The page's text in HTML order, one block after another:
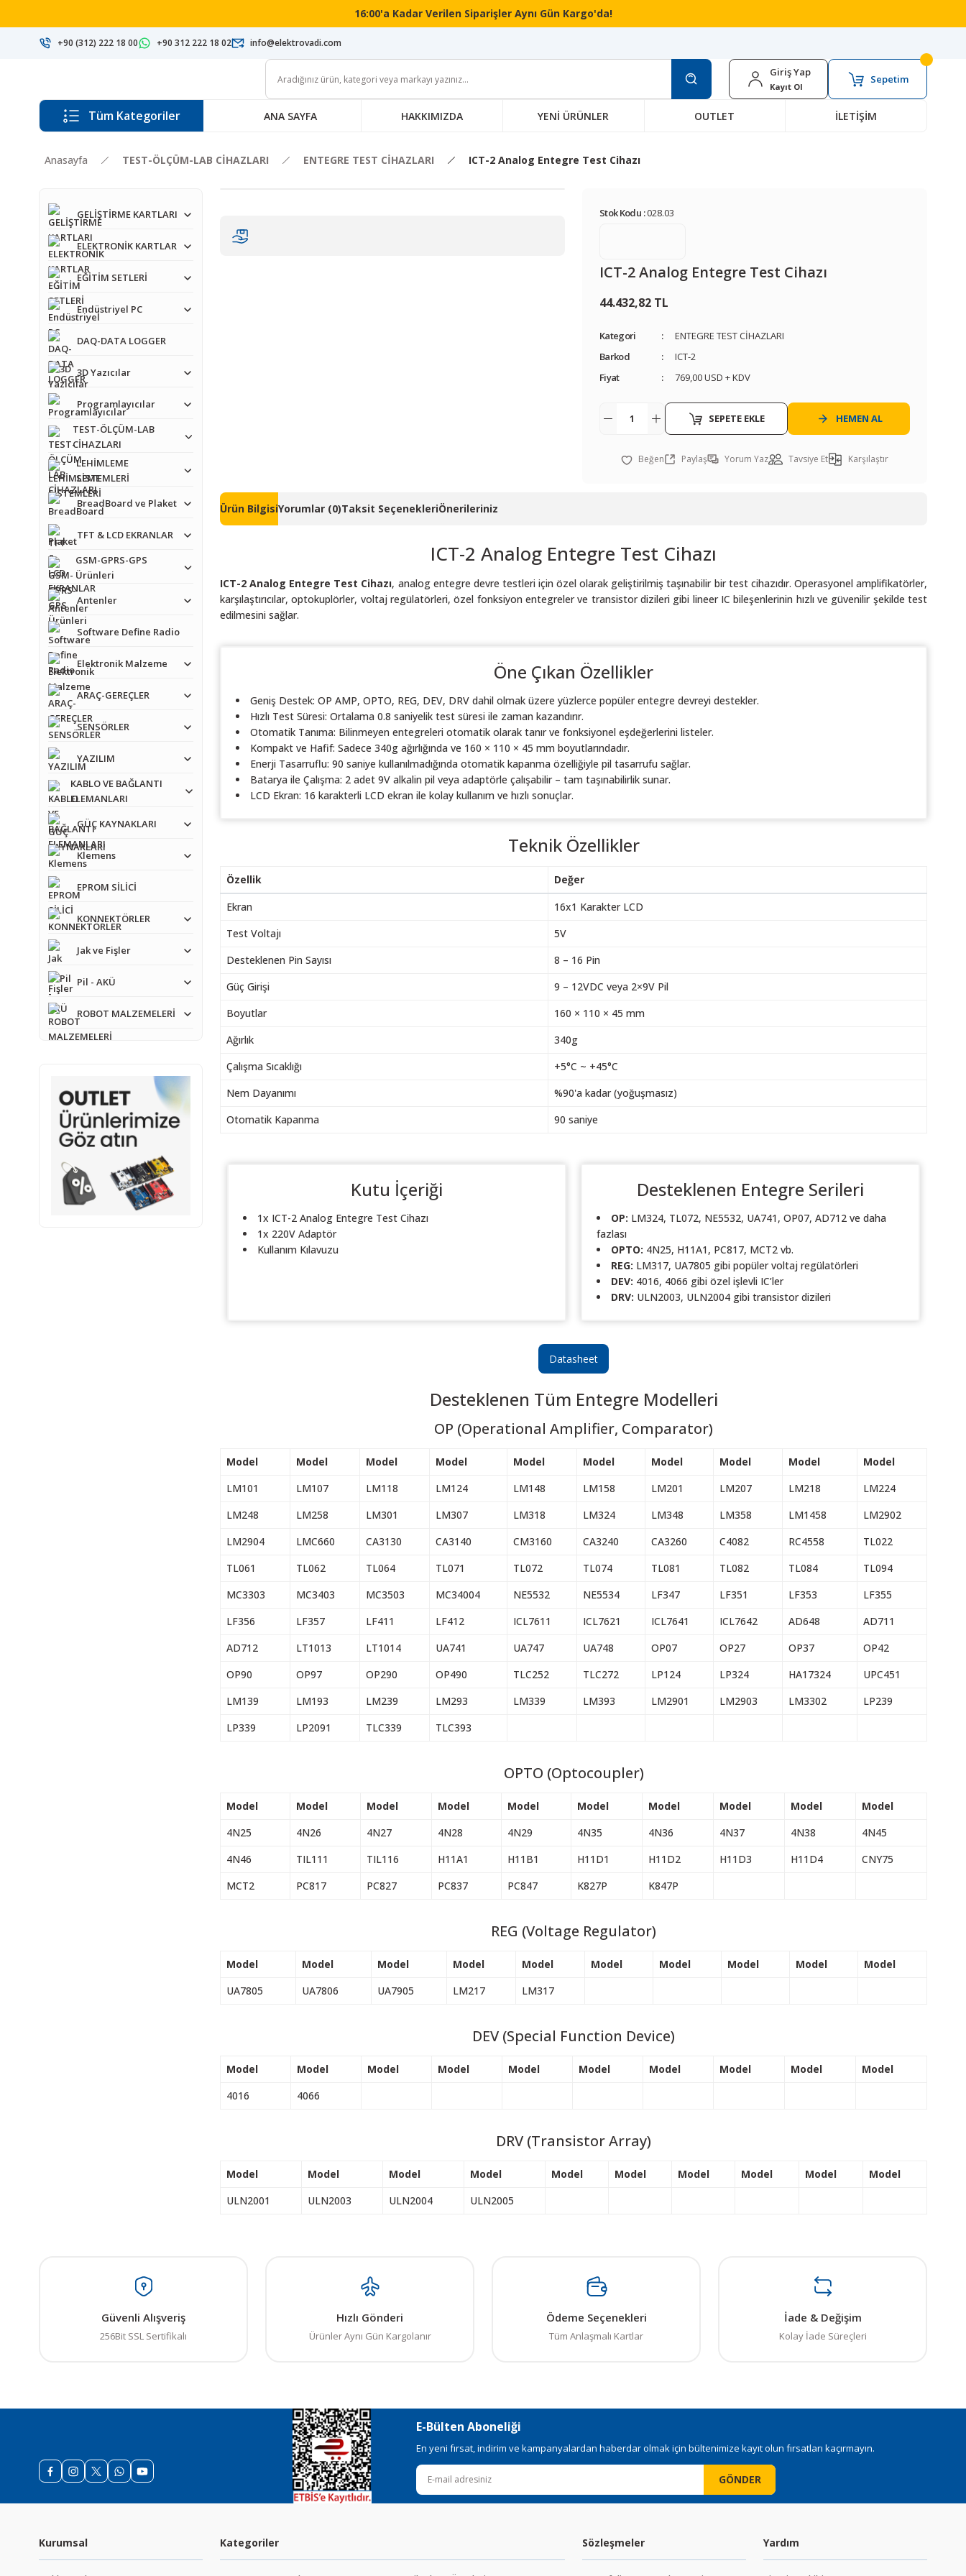
16:00'a Kadar Verilen Siparişler Aynı Gün Kargo'da!
+90 (312) 222 18 00 +90 312 222 18 02 info@elektrovadi.com
Giriş Yap
Kayıt Ol
Sepetim
Tüm Kategoriler ANA SAYFA HAKKIMIZDA YENİ ÜRÜNLER OUTLET İLETİŞİM
Anasayfa TEST-ÖLÇÜM-LAB CİHAZLARI ENTEGRE TEST CİHAZLARI ICT-2 Analog Entegre Test Cihazı
GELİŞTİRME KARTLARI
ELEKTRONİK KARTLAR
EĞİTİM SETLERİ
Endüstriyel PC
DAQ-DATA LOGGER
3D Yazıcılar
Programlayıcılar
TEST-ÖLÇÜM-LAB
CİHAZLARI
LEHİMLEME
SİSTEMLERİ
BreadBoard ve Plaket
TFT & LCD EKRANLAR
GSM-GPRS-GPS
Ürünleri
Antenler
Software Define Radio
Elektronik Malzeme
ARAÇ-GEREÇLER
SENSÖRLER
YAZILIM
KABLO VE BAĞLANTI
ELEMANLARI
GÜÇ KAYNAKLARI
Klemens
EPROM SİLİCİ
KONNEKTÖRLER
Jak ve Fişler
Pil - AKÜ
ROBOT MALZEMELERİ
Stok Kodu :028.03
ICT-2 Analog Entegre Test Cihazı
44.432,82 TL
Kategori
ENTEGRE TEST CİHAZLARI
Barkod
ICT-2
Fiyat
769,00 USD + KDV
SEPETE EKLE HEMEN AL
Paylaş Yorum Yaz Tavsiye Et Karşılaştır
Ürün BilgisiYorumlar (0)Taksit SeçenekleriÖnerileriniz
ICT-2 Analog Entegre Test Cihazı
ICT-2 Analog Entegre Test Cihazı, analog entegre devre testleri için özel olarak geliştirilmiş taşınabilir bir test cihazıdır. Operasyonel amplifikatörler,
karşılaştırıcılar, optokuplörler, voltaj regülatörleri, özel fonksiyon entegreler ve transistor dizileri gibi lineer IC bileşenlerinin hızlı ve güvenilir şekilde test
edilmesini sağlar.
Öne Çıkan Özellikler
Geniş Destek: OP AMP, OPTO, REG, DEV, DRV dahil olmak üzere yüzlerce popüler entegre devreyi destekler.
Hızlı Test Süresi: Ortalama 0.8 saniyelik test süresi ile zaman kazandırır.
Otomatik Tanıma: Bilinmeyen entegreleri otomatik olarak tanır ve fonksiyonel eşdeğerlerini listeler.
Kompakt ve Hafif: Sadece 340g ağırlığında ve 160 × 110 × 45 mm boyutlarındadır.
Enerji Tasarruflu: 90 saniye kullanılmadığında otomatik kapanma özelliğiyle pil tasarrufu sağlar.
Batarya ile Çalışma: 2 adet 9V alkalin pil veya adaptörle çalışabilir – tam taşınabilirlik sunar.
LCD Ekran: 16 karakterli LCD ekran ile kolay kullanım ve hızlı sonuçlar.
Teknik Özellikler
Özellik
Değer
Ekran
16x1 Karakter LCD
Test Voltajı
5V
Desteklenen Pin Sayısı
8 – 16 Pin
Güç Girişi
9 – 12VDC veya 2×9V Pil
Boyutlar
160 × 110 × 45 mm
Ağırlık
340g
Çalışma Sıcaklığı
+5°C ~ +45°C
Nem Dayanımı
%90'a kadar (yoğuşmasız)
Otomatik Kapanma
90 saniye
Kutu İçeriği
1x ICT-2 Analog Entegre Test Cihazı
1x 220V Adaptör
Kullanım Kılavuzu
Desteklenen Entegre Serileri
OP: LM324, TL072, NE5532, UA741, OP07, AD712 ve daha
fazlası
OPTO: 4N25, H11A1, PC817, MCT2 vb.
REG: LM317, UA7805 gibi popüler voltaj regülatörleri
DEV: 4016, 4066 gibi özel işlevli IC’ler
DRV: ULN2003, ULN2004 gibi transistor dizileri
Datasheet
Desteklenen Tüm Entegre Modelleri
OP (Operational Amplifier, Comparator)
Model Model Model Model Model Model Model Model Model
Model
LM101
LM107 LM118 LM124 LM148 LM158 LM201 LM207 LM218
LM224
LM248
LM258 LM301 LM307 LM318 LM324 LM348 LM358 LM1458
LM2902
LM2904
LMC660 CA3130 CA3140 CM3160 CA3240 CA3260 C4082 RC4558
TL022
TL061
TL062 TL064 TL071 TL072 TL074 TL081 TL082 TL084
TL094
MC3303
MC3403 MC3503 MC34004 NE5532 NE5534 LF347 LF351 LF353
LF355
LF356
LF357 LF411 LF412 ICL7611 ICL7621 ICL7641 ICL7642 AD648
AD711
AD712
LT1013 LT1014 UA741 UA747 UA748 OP07 OP27 OP37
OP42
OP90
OP97 OP290 OP490 TLC252 TLC272 LP124 LP324 HA17324
UPC451
LM139
LM193 LM239 LM293 LM339 LM393 LM2901 LM2903 LM3302
LP239
LP339
LP2091 TLC339 TLC393
OPTO (Optocoupler)
Model Model Model Model Model Model Model Model Model
Model
4N25
4N26 4N27 4N28 4N29 4N35 4N36 4N37 4N38
4N45
4N46
TIL111 TIL116 H11A1 H11B1 H11D1 H11D2 H11D3 H11D4
CNY75
MCT2
PC817 PC827 PC837 PC847 K827P K847P
REG (Voltage Regulator)
Model Model Model Model Model Model Model Model Model
Model
UA7805
UA7806 UA7905 LM217 LM317
DEV (Special Function Device)
Model Model Model Model Model Model Model Model Model
Model
4016
4066
DRV (Transistor Array)
Model Model Model Model Model Model Model Model Model
Model
ULN2001
ULN2003 ULN2004 ULN2005
Yorum Yaz
Ürün açıklamasında eksik bilgiler bulunuyor.
Güvenli Alışveriş
256Bit SSL Sertifikalı
Hızlı Gönderi
Ürünler Aynı Gün Kargolanır
Ödeme Seçenekleri
Tüm Anlaşmalı Kartlar
İade & Değişim
Kolay İade Süreçleri
E-Bülten Aboneliği
En yeni fırsat, indirim ve kampanyalardan haberdar olmak için bültenimize kayıt olun fırsatları kaçırmayın.
GÖNDER
Kurumsal Kategoriler Sözleşmeler Yardım